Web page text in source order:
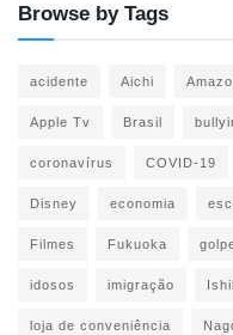
Browse by Tags
acidente Aichi
Apple Tv Brasil
coronavírus COVID-19
Disney economia
Filmes Fukuoka
idosos imigração
loja de conveniência